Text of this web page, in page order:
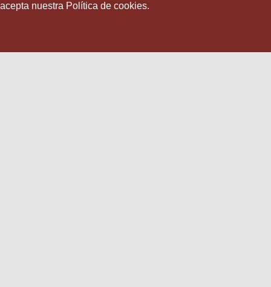
nuestra Política de cookies.